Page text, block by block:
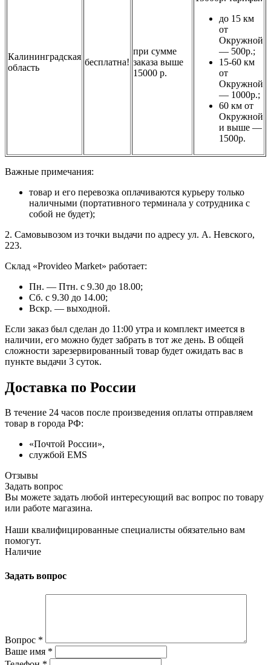
Калининградская
область
бесплатна!
при сумме
заказа выше
15000 р.
до 15 км
от
Окружной
— 500р.;
15-60 км
от
Окружной
— 1000р.;
60 км от
Окружной
и выше —
1500р.
Важные примечания:
товар и его перевозка оплачиваются курьеру только
наличными (портативного терминала у сотрудника с
собой не будет);
2. Самовывозом из точки выдачи по адресу ул. А. Невского,
223.
Склад «Provideo Market» работает:
Пн. — Птн. с 9.30 до 18.00;
Сб. с 9.30 до 14.00;
Вскр. — выходной.
Если заказ был сделан до 11:00 утра и комплект имеется в
наличии, его можно будет забрать в тот же день. В общей
сложности зарезервированный товар будет ожидать вас в
пункте выдачи 3 суток.
Доставка по России
В течение 24 часов после произведения оплаты отправляем
товар в города РФ:
«Почтой России»,
службой EMS
Отзывы
Задать вопрос
Вы можете задать любой интересующий вас вопрос по товару
или работе магазина.
Наши квалифицированные специалисты обязательно вам
помогут.
Наличие
Задать вопрос
Вопрос *
Ваше имя *